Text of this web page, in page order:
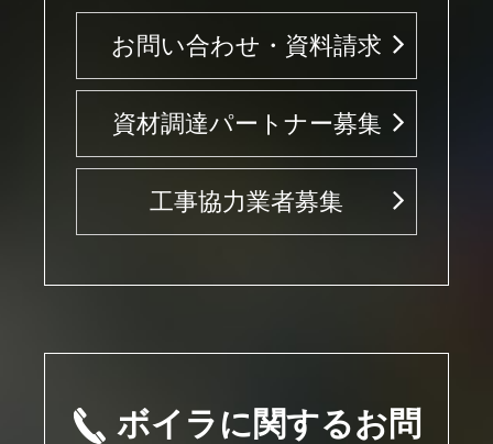
お問い合わせ・資料請求
資材調達パートナー募集
工事協力業者募集
ボイラに関するお問